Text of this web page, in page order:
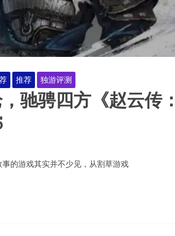
推荐 独游评测
驰骋四方《赵云传
的游戏其实并不少见，从割草游戏